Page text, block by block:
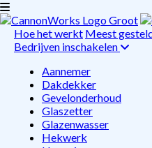
Hoe het werkt Meest
Bedrijven inschakelen
Aannemer
Dakdekker
Gevelonderhoud
Glaszetter
Glazenwasser
Hekwerk